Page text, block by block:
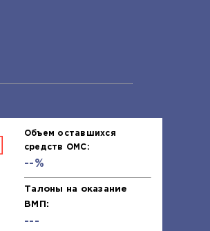
Объем оставшихся
средств ОМС:
--%
Талоны на оказание
ВМП:
---